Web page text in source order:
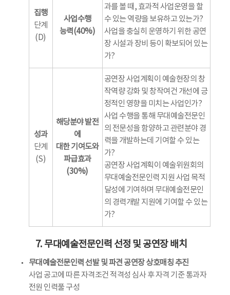
집행
단계
(D)
사업수행
능력(40%)
과를 볼 때, 효과적 사업운영을 할
수 있는 역량을 보유하고 있는가?
사업을 충실히 운영하기 위한 공연
장 시설과 장비 등이 확보되어 있는
가?
성과
단계
(S)
해당분야 발전
에
대한 기여도와
파급효과
(30%)
공연장 사업계획이 예술현장의 창
작역량 강화 및 창작여건 개선에 긍
정적인 영향을 미치는 사업인가?
사업 수행을 통해 무대예술전문인
의 전문성을 함양하고 관련분야 경
력을 개발하는데 기여할 수 있는
가?
공연장 사업계획이 예술위원회의
무대예술전문인력 지원 사업 목적
달성에 기여하며 무대예술전문인
의 경력개발 지원에 기여할 수 있는
가?
7. 무대예술전문인력 선정 및 공연장 배치
무대예술전문인력 선발 및 파견 공연장 상호매칭 추진
사업 공고에 따른 자격조건 적격성 심사 후 자격 기준 통과자
전원 인력풀 구성